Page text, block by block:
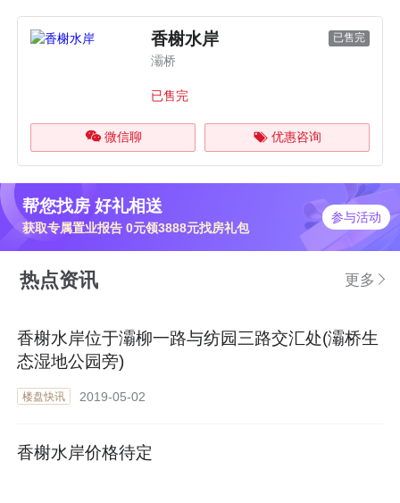
香榭水岸 已售完
灞桥
已售完
微信聊 优惠咨询
帮您找房 好礼相送
获取专属置业报告 0元领3888元找房礼包
参与活动
热点资讯 更多
香榭水岸位于灞柳一路与纺园三路交汇处(灞桥生
态湿地公园旁)
楼盘快讯 2019-05-02
香榭水岸价格待定